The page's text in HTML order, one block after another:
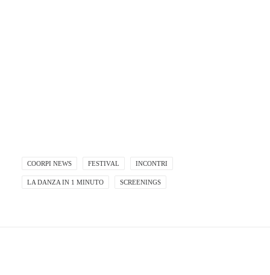
COORPI NEWS FESTIVAL INCONTRI
LA DANZA IN 1 MINUTO SCREENINGS